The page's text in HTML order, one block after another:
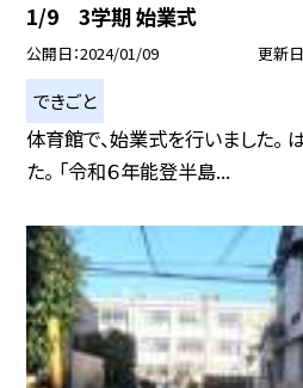
1/9 3学期 始業式
公開日 2024/01/09 更新日
できごと
体育館で、始業式を行いました。
た。 「令和６年能登半島...